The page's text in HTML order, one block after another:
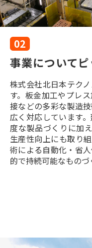
02
事業について
株式会社北日本テク
す。板金加工やプレ
接などの多彩な製造
広く対応しています
度な製品づくりに加
生産性向上にも取り
術による自動化・省
的で持続可能なものづ